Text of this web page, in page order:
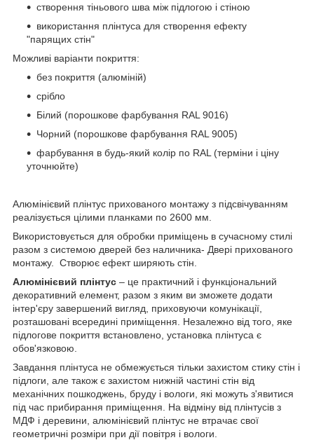
створення тіньового шва між підлогою і стіною
використання плінтуса для створення ефекту
"парящих стін"
Можливі варіанти покриття:
без покриття (алюміній)
срібло
Білий (порошкове фарбування RAL 9016)
Чорний (порошкове фарбування RAL 9005)
фарбування в будь-який колір по RAL (терміни і ціну
уточнюйте)
Алюмінієвий плінтус прихованого монтажу з підсвічуванням
реалізується цілими планками по 2600 мм.
Використовується для обробки приміщень в сучасному стилі
разом з системою дверей без наличника- Двері прихованого
монтажу.
Створює ефект ширяють стін.
Алюмінієвий плінтус – це практичний і функціональний
декоративний елемент, разом з яким ви зможете додати
інтер'єру завершений вигляд, приховуючи комунікації,
розташовані всередині приміщення. Незалежно від того, яке
підлогове покриття встановлено, установка плінтуса є
обов'язковою.
Завдання плінтуса не обмежується тільки захистом стику стін і
підлоги, але також є захистом нижній частині стін від
механічних пошкоджень, бруду і вологи, які можуть з'явитися
під час прибирання приміщення. На відміну від плінтусів з
МДФ і деревини, алюмінієвий плінтус не втрачає свої
геометричні розміри при дії повітря і вологи.